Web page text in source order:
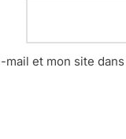
et mon site